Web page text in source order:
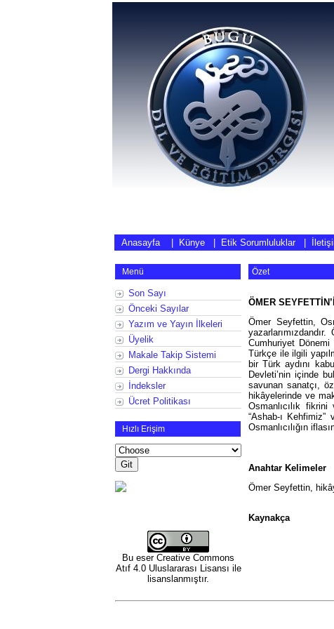
Anasayfa| Künye Etik Sorumluluklar
Menü
Son Sayı
Önceki Sayılar
Yazım ve Yayın İlkeleri
Üyelik
Makale Takip Sistemi
Dergi Hakkında
İndeksler
Ücret Politikası
Hızlı Erişim
Bu eser Creative Commons
Atıf 4.0 Uluslararası Lisansı ile
lisanslanmıştır.
Özet
ÖMER
Ömer Seyfettin,
Cumhuriyet
Türkçe ile ilgili
bir Türk aydını
Devleti’nin içinde
savunan sanatçı,
hikâyelerinde ve
Osmanlıcılık
“Ashab-ı Kehfimiz”
Osmanlıcılığın
Anahtar Kelimeler
Ömer Seyfettin,
Kaynakça